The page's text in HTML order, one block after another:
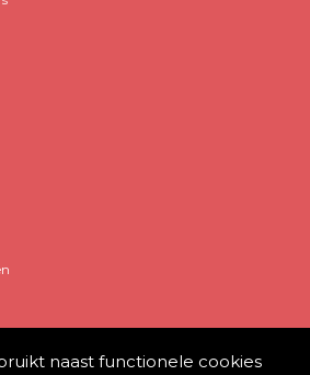
naast functionele cookies